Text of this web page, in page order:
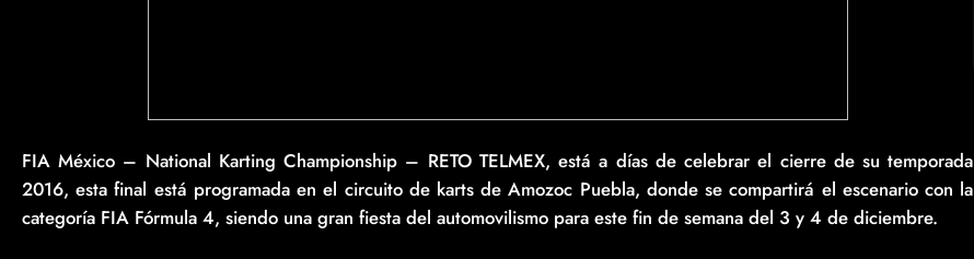
FIA México – National Karting Championship – RETO TELMEX, está a días de celebrar el cierre de su temporada
2016, esta final está programada en el circuito de karts de Amozoc Puebla, donde se compartirá el escenario con la
categoría FIA Fórmula 4, siendo una gran fiesta del automovilismo para este fin de semana del 3 y 4 de diciembre.